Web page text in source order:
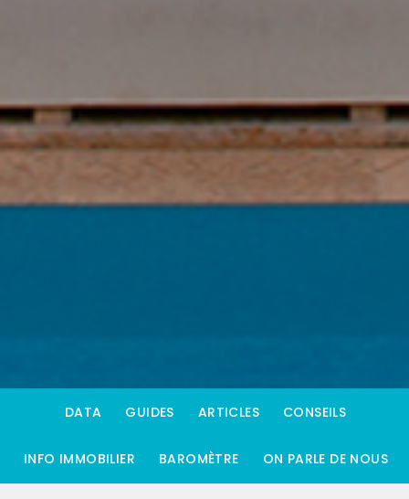
DATA GUIDES ARTICLES CONSEILS
INFO IMMOBILIER BAROMÈTRE ON PARLE DE NOUS